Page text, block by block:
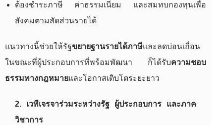
ต้องชำระภาษี ค่าธรรมเนียม และสมทบกองทุนเพื่อ
สังคมตามสัดส่วนรายได้
แนวทางนี้ช่วยให้รัฐขยายฐานรายได้ภาษีและลดบ่อนเถื่อน
ในขณะที่ผู้ประกอบการที่พร้อมพัฒนา ก็ได้รับความชอบ
ธรรมทางกฎหมายและโอกาสเติบโตระยะยาว
2. เวทีเจรจาร่วมระหว่างรัฐ ผู้ประกอบการ และภาค
วิชาการ